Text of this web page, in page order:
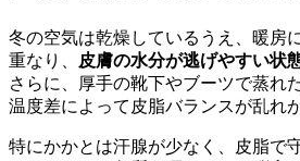
冬の空気は乾燥しているうえ、暖房
重なり、
皮膚の水分が逃げやすい状
さらに、厚手の靴下やブーツで蒸れ
温度差によって皮脂バランスが乱れが
特にかかとは汗腺が少なく、皮脂で